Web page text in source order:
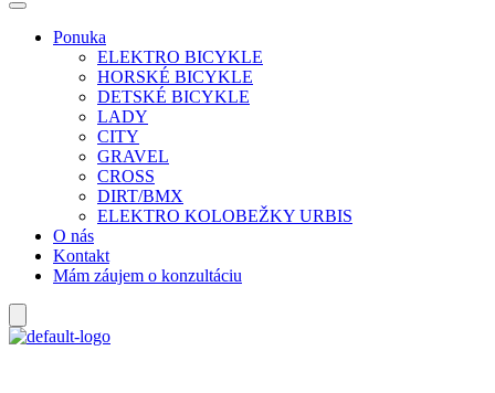
Ponuka
ELEKTRO BICYKLE
HORSKÉ BICYKLE
DETSKÉ BICYKLE
LADY
CITY
GRAVEL
CROSS
DIRT/BMX
ELEKTRO KOLOBEŽKY URBIS
O nás
Kontakt
Mám záujem o konzultáciu